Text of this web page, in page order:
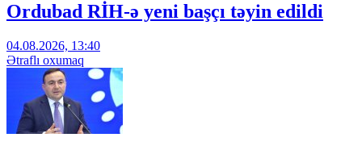
Ordubad RİH-ə yeni başçı təyin edildi
04.08.2026, 13:40
Ətraflı oxumaq